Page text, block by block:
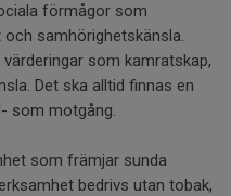
förmågor som
samhörighetskänsla.
som kamratskap,
Det ska alltid finnas en
som motgång.
som främjar sunda
bedrivs utan tobak,